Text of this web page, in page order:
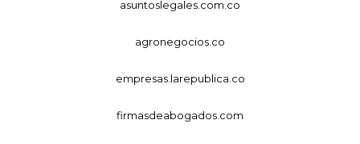
asuntoslegales.com.co
agronegocios.co
empresas.larepublica.co
firmasdeabogados.com